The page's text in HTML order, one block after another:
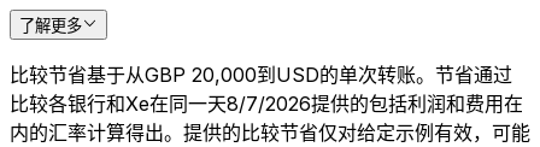
了解更多
比较节省基于从GBP 20,000到USD的单次转账。节省通过
比较各银行和Xe在同一天8/7/2026提供的包括利润和费用在
内的汇率计算得出。提供的比较节省仅对给定示例有效，可能